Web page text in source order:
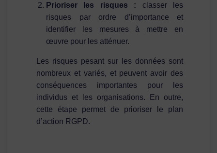
Prioriser les risques : classer les
risques par ordre d’importance et
identifier les mesures à mettre en
œuvre pour les atténuer.
Les risques pesant sur les données sont
nombreux et variés, et peuvent avoir des
conséquences importantes pour les
individus et les organisations. En outre,
cette étape permet de prioriser le plan
d’action RGPD.